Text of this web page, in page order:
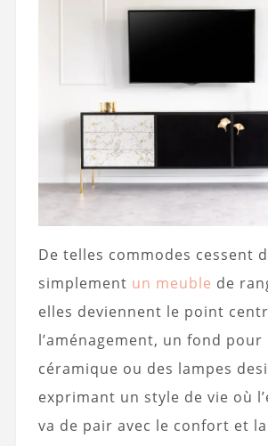
De telles commodes cessent
simplement un meuble de
elles deviennent le point
l’aménagement, un fond pour
céramique ou des lampes
exprimant un style de vie où
va de pair avec le confort et